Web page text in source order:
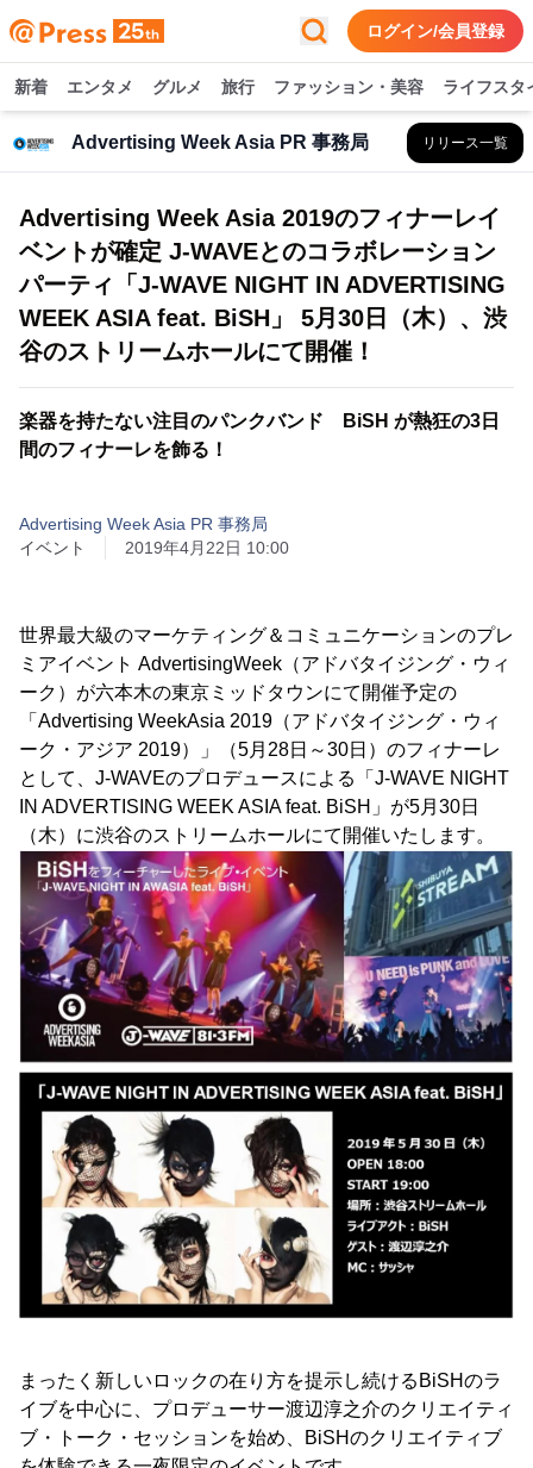
ログイン/会員登録
新着 エンタメ グルメ 旅行 ファッション・美容 ライフスタ
Advertising Week Asia PR 事務局 リリース一覧
Advertising Week Asia 2019のフィナーレイ
ベントが確定 J-WAVEとのコラボレーション
パーティ「J-WAVE NIGHT IN ADVERTISING
WEEK ASIA feat. BiSH」 5月30日（木）、渋
谷のストリームホールにて開催！
楽器を持たない注目のパンクバンド BiSH が熱狂の3日
間のフィナーレを飾る！
Advertising Week Asia PR 事務局
イベント
2019年4月22日 10:00
世界最大級のマーケティング＆コミュニケーションのプレ
ミアイベント AdvertisingWeek（アドバタイジング・ウィ
ーク）が六本木の東京ミッドタウンにて開催予定の
「Advertising WeekAsia 2019（アドバタイジング・ウィ
ーク・アジア 2019）」（5月28日～30日）のフィナーレ
として、J-WAVEのプロデュースによる「J-WAVE NIGHT
IN ADVERTISING WEEK ASIA feat. BiSH」が5月30日
（木）に渋谷のストリームホールにて開催いたします。
まったく新しいロックの在り方を提示し続けるBiSHのラ
イブを中心に、プロデューサー渡辺淳之介のクリエイティ
ブ・トーク・セッションを始め、BiSHのクリエイティブ